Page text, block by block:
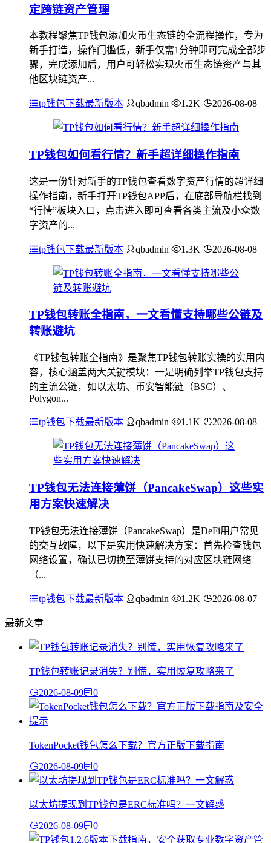
定跨链资产管理
本教程聚焦TP钱包添加火币生态链的全流程操作，专为
新手打造，操作门槛低，新手仅需1分钟即可完成全部步
骤，完成添加后，用户可轻松实现火币生态链资产与其
他区块链资产...
tp钱包下载最新版本 qbadmin 1.2K 2026-08-08
TP钱包如何看行情？新手超详细操作指南
这是一份针对新手的TP钱包查看数字资产行情的超详细
操作指南，新手打开TP钱包APP后，在底部导航栏找到
“行情”板块入口，点击进入即可查看各类主流及小众数
字资产的...
tp钱包下载最新版本 qbadmin 1.3K 2026-08-08
TP钱包转账全指南，一文看懂支持哪些公链及
转账避坑
《TP钱包转账全指南》是聚焦TP钱包转账实操的实用内
容，核心涵盖两大关键模块：一是明确列举TP钱包支持
的主流公链，如以太坊、币安智能链（BSC）、
Polygon...
tp钱包下载最新版本 qbadmin 1.1K 2026-08-08
TP钱包无法连接薄饼（PancakeSwap）这些实
用方案快速解决
TP钱包无法连接薄饼（PancakeSwap）是DeFi用户常见
的交互故障，以下是实用快速解决方案：首先检查钱包
网络设置，确认已切换至薄饼支持的对应区块链网络
（...
tp钱包下载最新版本 qbadmin 1.2K 2026-08-07
最新文章
TP钱包转账记录消失？别慌，实用恢复攻略来了
2026-08-09 0
TokenPocket钱包怎么下载？官方正版下载指南
2026-08-09 0
以太坊提现到TP钱包是ERC标准吗？一文解惑
2026-08-09 0